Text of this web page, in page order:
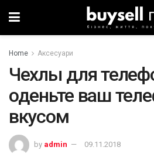
Home Аксесуари
Чехлы для
оденьте ваш
вкусом
by admin 09.11.2018